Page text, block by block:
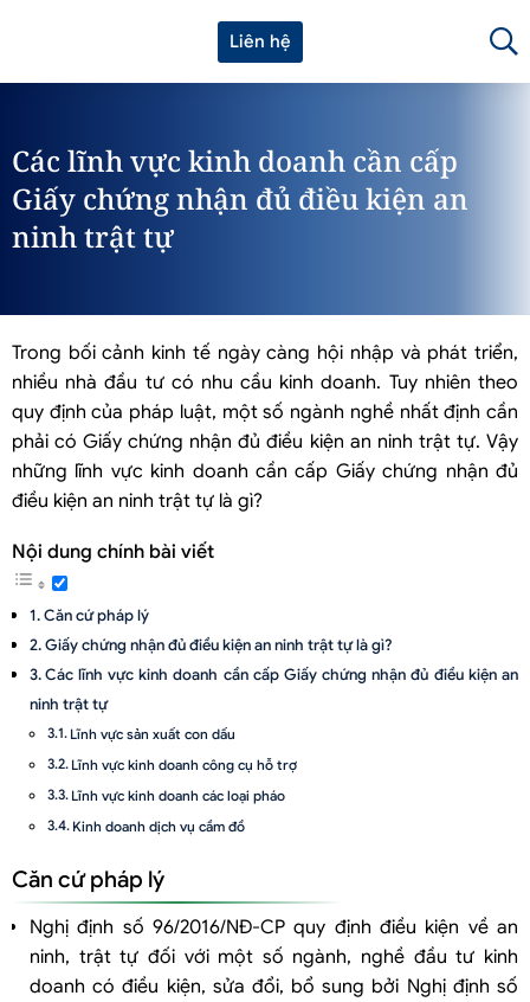
Liên hệ
Các lĩnh vực kinh doanh cần cấp
Giấy chứng nhận đủ điều kiện an
ninh trật tự
Trong bối cảnh kinh tế ngày càng hội nhập và phát triển,
nhiều nhà đầu tư có nhu cầu kinh doanh. Tuy nhiên theo
quy định của pháp luật, một số ngành nghề nhất định cần
phải có Giấy chứng nhận đủ điều kiện an ninh trật tự. Vậy
những lĩnh vực kinh doanh cần cấp Giấy chứng nhận đủ
điều kiện an ninh trật tự là gì?
Nội dung chính bài viết
Căn cứ pháp lý
Giấy chứng nhận đủ điều kiện an ninh trật tự là gì?
Các lĩnh vực kinh doanh cần cấp Giấy chứng nhận đủ điều kiện an
ninh trật tự
Lĩnh vực sản xuất con dấu
Lĩnh vực kinh doanh công cụ hỗ trợ
Lĩnh vực kinh doanh các loại pháo
Kinh doanh dịch vụ cầm đồ
Kinh doanh thiết bị phát tín hiệu của xe được quyền ưu tiên
Kinh doanh dịch vụ bảo vệ
Kinh doanh súng bắn sơn
Kinh doanh trò chơi điện tử có thưởng dành cho người nước ngoài.
Căn cứ pháp lý
Nghị định số 96/2016/NĐ-CP quy định điều kiện về an
ninh, trật tự đối với một số ngành, nghề đầu tư kinh
doanh có điều kiện, sửa đổi, bổ sung bởi Nghị định số